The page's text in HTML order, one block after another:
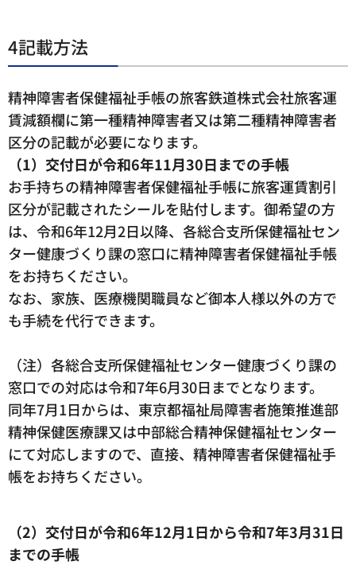
4記載方法
精神障害者保健福祉手帳の旅客鉄道株式会社旅客運
賃減額欄に第一種精神障害者又は第二種精神障害者
区分の記載が必要になります。
（1）交付日が令和6年11月30日までの手帳
お手持ちの精神障害者保健福祉手帳に旅客運賃割引
区分が記載されたシールを貼付します。御希望の方
は、令和6年12月2日以降、各総合支所保健福祉セン
ター健康づくり課の窓口に精神障害者保健福祉手帳
をお持ちください。
なお、家族、医療機関職員など御本人様以外の方で
も手続を代行できます。
（注）各総合支所保健福祉センター健康づくり課の
窓口での対応は令和7年6月30日までとなります。
同年7月1日からは、東京都福祉局障害者施策推進部
精神保健医療課又は中部総合精神保健福祉センター
にて対応しますので、直接、精神障害者保健福祉手
帳をお持ちください。
（2）交付日が令和6年12月1日から令和7年3月31日
までの手帳